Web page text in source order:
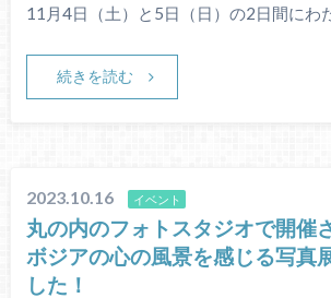
11月4日（土）と5日（日）の2日間にわ
続きを読む
2023.10.16 イベント
丸の内のフォトスタジオで開催
ボジアの心の風景を感じる写真
した！